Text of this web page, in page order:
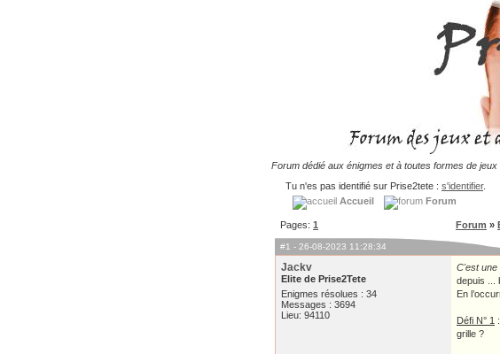
Forum dédié aux énigmes et à toutes formes de jeux
Tu n'es pas identifié sur Prise2tete : s'identifier.
Accueil
Forum
Pages: 1 Forum »
#1 - 26-08-2023 11:28:34
Jackv
Elite de Prise2Tete
Enigmes résolues : 34
Messages : 3694
Lieu: 94110
C'est une
depuis ...
En
Défi N° 1
grille ?